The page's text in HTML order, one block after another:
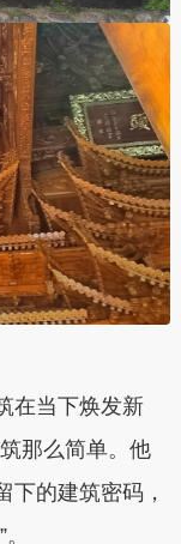
在当下焕发新
那么简单。他
下的建筑密码，